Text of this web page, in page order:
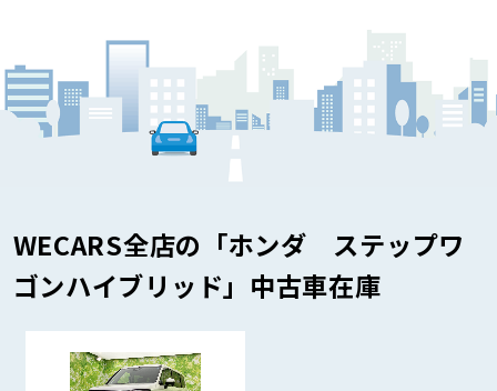
WECARS全店の「ホンダ ステップワ
ゴンハイブリッド」中古車在庫